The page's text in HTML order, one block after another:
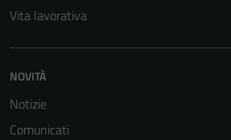
Vita lavorativa
NOVITÀ
Notizie
Comunicati